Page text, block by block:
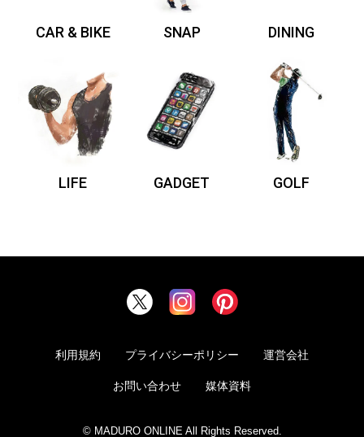
CAR & BIKE SNAP DINING
LIFE GADGET GOLF
利用規約 プライバシーポリシー 運営会社
お問い合わせ 媒体資料
© MADURO ONLINE All Rights Reserved.